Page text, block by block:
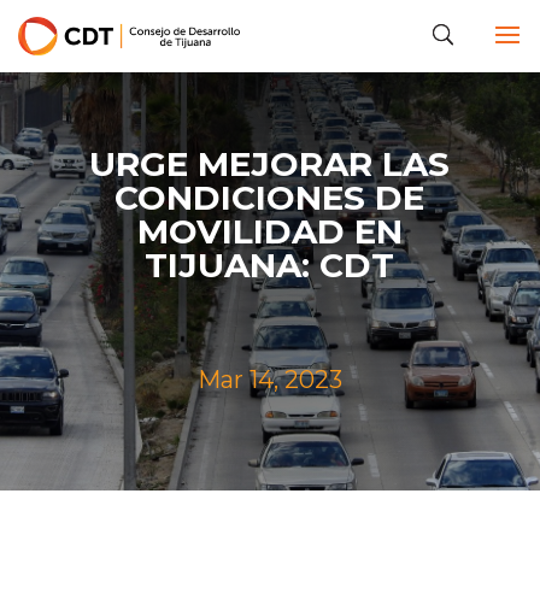
URGE MEJORAR LAS
CONDICIONES DE
MOVILIDAD EN
TIJUANA: CDT
Mar 14, 2023